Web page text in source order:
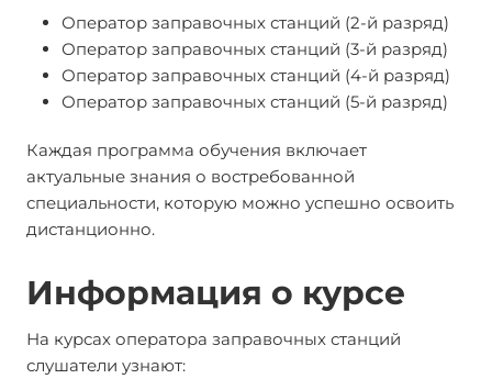
Оператор заправочных станций (2-й разряд)
Оператор заправочных станций (3-й разряд)
Оператор заправочных станций (4-й разряд)
Оператор заправочных станций (5-й разряд)
Каждая программа обучения включает
актуальные знания о востребованной
специальности, которую можно успешно освоить
дистанционно.
Информация о курсе
На курсах оператора заправочных станций
слушатели узнают: